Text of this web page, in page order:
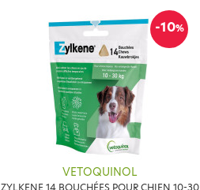
-10%
VETOQUINOL
ZYLKENE 14 BOUCHÉES POUR CHIEN 10-30